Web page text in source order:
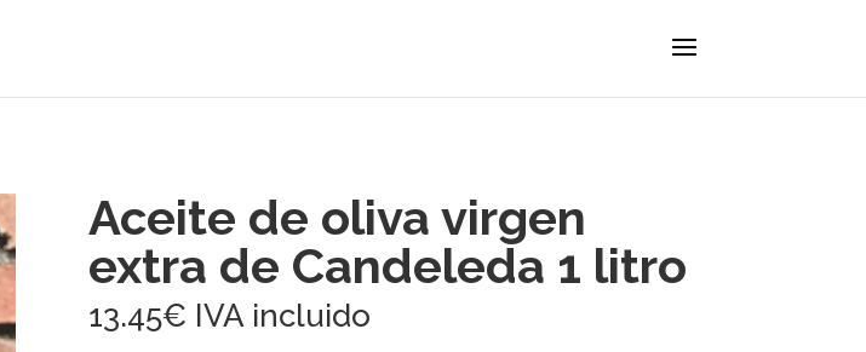
Aceite de oliva virgen
extra de Candeleda 1 litro
13.45€ IVA incluido